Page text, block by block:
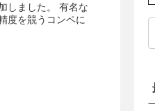
しました。 有名な
度を競うコンペに